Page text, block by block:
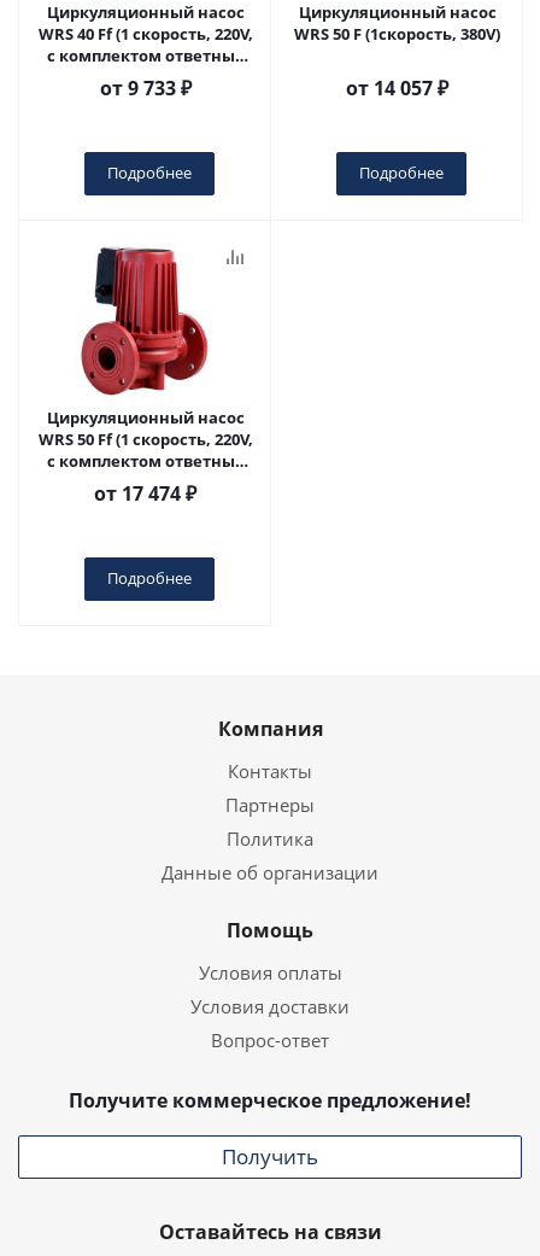
Циркуляционный насос
WRS 40 Ff (1 скорость, 220V,
с комплектом ответных
фланцев)
от9 733 ₽
Подробнее
Циркуляционный насос
WRS 50 F (1скорость, 380V)
от 14 057 ₽
Подробнее
Циркуляционный насос
WRS 50 Ff (1 скорость, 220V,
с комплектом ответных
фланцев)
от 17 474 ₽
Подробнее
Компания
Контакты
Партнеры
Политика
Данные об организации
Помощь
Условия оплаты
Условия доставки
Вопрос-ответ
Получите коммерческое предложение!
Получить
Оставайтесь на связи